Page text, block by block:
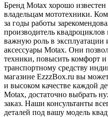
Бренд Motax хорошо
владельцам мототехники.
за годы работы
производитель
важную роль в эксплуатации
аксессуары Motax. Они
техники, повысить комфорт и
транспортному средству
магазине EzzzBox.ru вы
и высоком качестве каждой
Motax, достаточно выбрать
заказ. Наши консультанты
деталей под вашу модель